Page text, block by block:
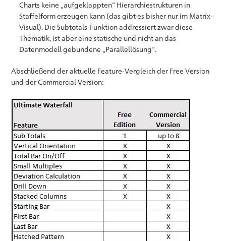
Charts keine „aufgeklappten“ Hierarchiestrukturen in
Staffelform erzeugen kann (das gibt es bisher nur im Matrix-
Visual). Die Subtotals-Funktion addressiert zwar diese
Thematik, ist aber eine statische und nicht an das
Datenmodell gebundene „Parallellösung“.
Abschließend der aktuelle Feature-Vergleich der Free Version
und der Commercial Version: